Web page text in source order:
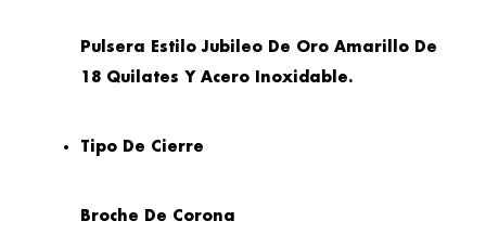
Pulsera Estilo Jubileo De Oro Amarillo De
18 Quilates Y Acero Inoxidable.
Tipo De Cierre
Broche De Corona